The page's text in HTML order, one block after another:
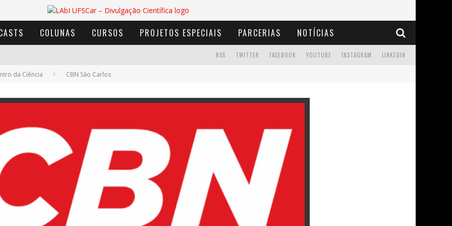
COLUNAS CURSOS PROJETOS ESPECIAIS PARCERIAS NOTÍCIAS
COM OS MOINHOS DE VENTO
LINKEDIN
INSTAGRAM
YOUTUBE
FACEBOOK
TWITTER
RSS
da Ciência CBN São Carlos